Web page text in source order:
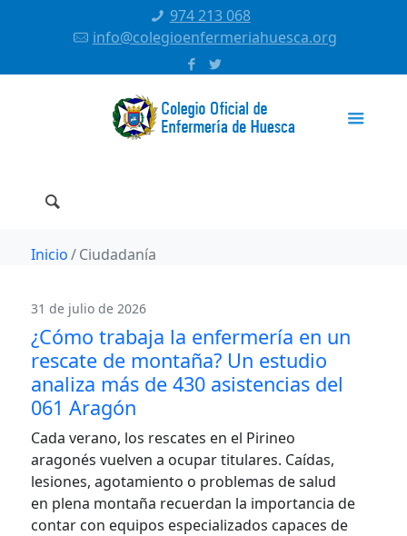
974 213 068
info@colegioenfermeriahuesca.org
Inicio Ciudadanía
31 de julio de 2026
¿Cómo trabaja la enfermería en un
rescate de montaña? Un estudio
analiza más de 430 asistencias del
061 Aragón
Cada verano, los rescates en el Pirineo
aragonés vuelven a ocupar titulares. Caídas,
lesiones, agotamiento o problemas de salud
en plena montaña recuerdan la importancia de
contar con equipos especializados capaces de